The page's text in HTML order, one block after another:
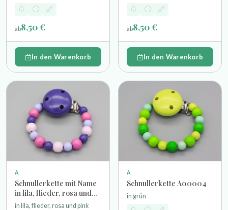
ab8,50 €
In den Warenkorb
ab8,50 €
In den Warenkorb
A
Schnullerkette mit Name
in lila, flieder, rosa und
pink
in lila, flieder, rosa und pink
A
Schnullerkette A00004
in grün